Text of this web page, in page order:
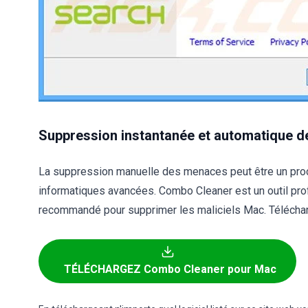
Suppression instantanée et automatique
La suppression manuelle des menaces peut être un
informatiques avancées. Combo Cleaner est un outil
recommandé pour supprimer les maliciels Mac.
TÉLÉCHARGEZ Combo Cleaner pour Mac